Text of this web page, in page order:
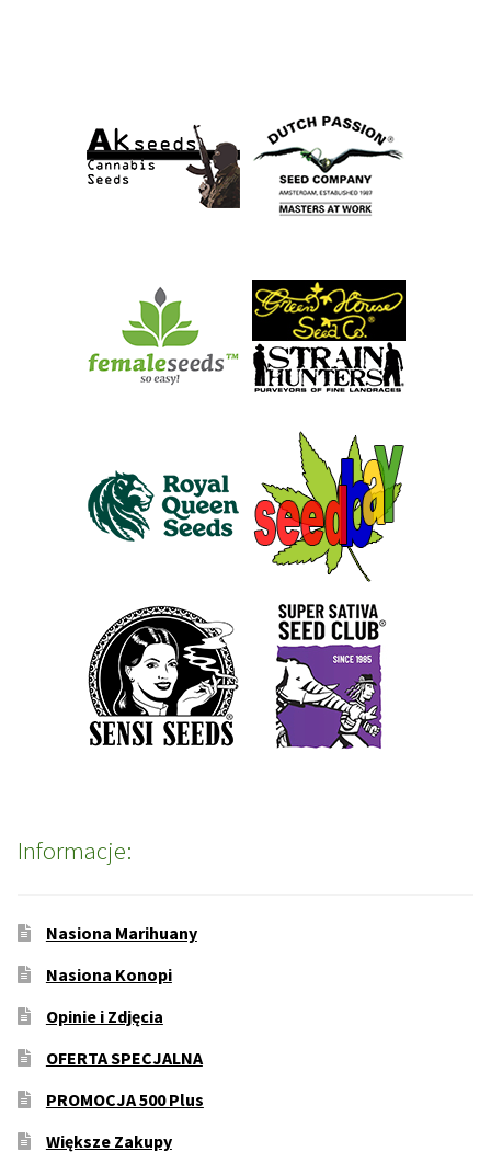
Informacje:
Nasiona Marihuany
Nasiona Konopi
Opinie i Zdjęcia
OFERTA SPECJALNA
PROMOCJA 500 Plus
Większe Zakupy